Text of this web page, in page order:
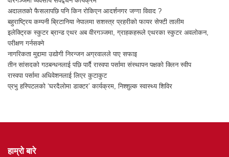
अदालतको फैसलापछि पनि किन रोकिएन आदर्शनगर जग्गा विवाद ?
बहुराष्ट्रिय कम्पनी ब्रिटानिया नेपालमा सशस्त्र प्रहरीको फायर सेफ्टी तालीम
इलेक्ट्रिक स्कुटर ब्रान्ड एथर अब वीरगञ्जमा, ग्राहकहरूले एथरका स्कुटर अवलोकन,
परीक्षण गर्नसक्ने
नागरिकता मुद्दामा उद्योगी निरन्जन अग्रवालले पाए सफाइ
तीन सांसदको गठबन्धनलाई पछि पार्दै रास्वपा पर्सामा संस्थापन पक्षको क्लिन स्वीप
रास्वपा पर्सामा अधिवेशनलाई लिएर कुटाकुट
प्रभु हस्पिटलको ‘घरदैलोमा डाक्टर’ कार्यक्रम, निश्शुल्क स्वास्थ्य शिविर
हाम्रो बारे